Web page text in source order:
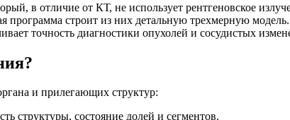
в отличие от КТ, не использует рентгеновское
программа строит из них детальную трехмерную
точность диагностики опухолей и сосудистых
и прилегающих структур:
структуры, состояние долей и сегментов.